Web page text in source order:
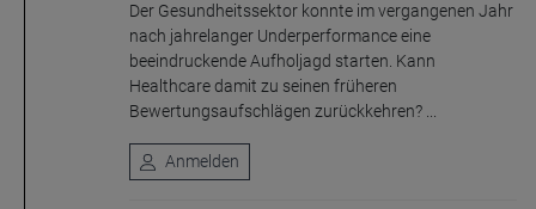
Der Gesundheitssektor konnte im vergangenen Jahr
nach jahrelanger Underperformance eine
beeindruckende Aufholjagd starten. Kann
Healthcare damit zu seinen früheren
Bewertungsaufschlägen zurückkehren? ...
Anmelden